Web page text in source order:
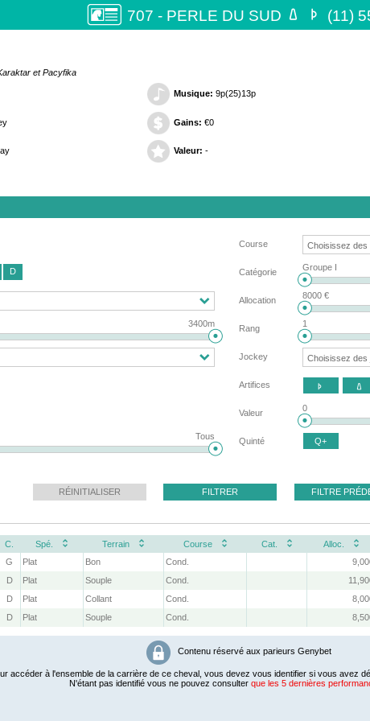
707 - PERLE DU SUD   (11)
et Pacyfika
Musique: 9p(25)13p
Gains: €0
Valeur: -
D
3400m
Tous
Course
Catégorie Groupe I
Allocation 8000 €
Rang 1
Jockey
Artifices  
Valeur 0
Quinté Q+
RÉINITIALISER FILTRER FILTRE
C. Spé. Terrain Course Cat. Alloc.
G Plat Bon Cond.
D Plat Souple Cond.
D Plat Collant Cond.
D Plat Souple Cond.
Contenu réservé aux parieurs Genybet
accéder à l'ensemble de la carrière de ce cheval, vous devez vous identifier si vous avez
N'étant pas identifié vous ne pouvez consulter que les 5 dernières